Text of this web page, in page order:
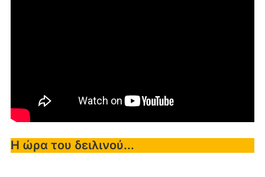
Η ώρα του δειλινού...